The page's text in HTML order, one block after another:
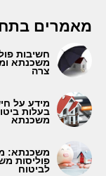
מאמרים
חשיבות
משכנתא
צרה
מידע על
בעלות
משכנתא
משכנתא:
פוליסות
לביטוח